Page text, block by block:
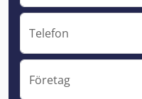
Telefon
Företag